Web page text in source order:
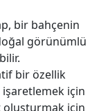
bir bahçenin
görünümlü
bir özellik
işaretlemek için
için